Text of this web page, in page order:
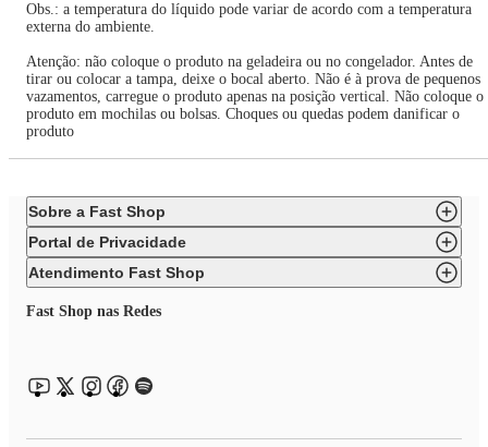
Obs.: a temperatura do líquido pode variar de acordo com a temperatura
externa do ambiente.
Atenção: não coloque o produto na geladeira ou no congelador. Antes de
tirar ou colocar a tampa, deixe o bocal aberto. Não é à prova de pequenos
vazamentos, carregue o produto apenas na posição vertical. Não coloque o
produto em mochilas ou bolsas. Choques ou quedas podem danificar o
produto
Sobre a Fast Shop
Portal de Privacidade
Atendimento Fast Shop
Fast Shop nas Redes